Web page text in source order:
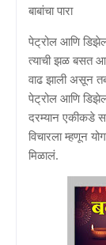
बाबांचा पारा
पेट्रोल आणि
त्याची झळ बसत
वाढ झाली असून
पेट्रोल आणि
दरम्यान एकीकडे
विचारला म्हणून
मिळालं.